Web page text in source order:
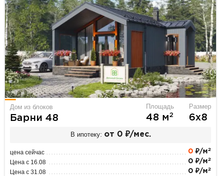
Дом из блоков
Барни 48
Площадь
48 м2
Размер
6х8
В ипотеку: от 0 ₽/мес.
цена сейчас 0 ₽/м 2
Цена с 16.08 0 ₽/м 2
Цена с 31.08 0 ₽/м 2